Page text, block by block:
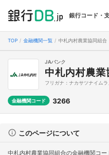
銀行コード・
TOP 金融機関一覧 中札内村農業協同組合
JAバンク
中札内村農業
フリガナ：ナカサツナイム
金融機関コード 3266
このページについて
中札内村農業協同組合の金融機関コ